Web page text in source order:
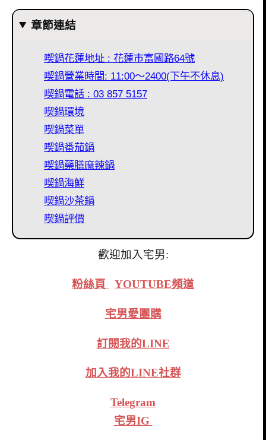
章節連結
喫鍋花蓮地址 : 花蓮市富國路64號
喫鍋營業時間: 11:00～2400(下午不休息)
喫鍋電話 : 03 857 5157
喫鍋環境
喫鍋菜單
喫鍋番茄鍋
喫鍋藥膳麻辣鍋
喫鍋海鮮
喫鍋沙茶鍋
喫鍋評價
歡迎加入宅男:
粉絲頁 YOUTUBE頻道
宅男愛團購
訂閱我的LINE
加入我的LINE社群
Telegram
宅男IG